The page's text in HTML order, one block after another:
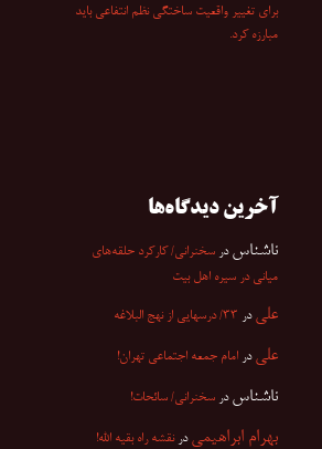
برای تغییر واقعیت ساختگی نظم انتفاعی باید
مبارزه کرد.
آخرین دیدگاه‌ها
ناشناس در سخنرانی/ کارکرد حلقه‌های
میانی در سیره اهل بیت
علی در ۳۳/ درسهایی از نهج البلاغه
علی در امام جمعه اجتماعی تهران!
ناشناس در سخنرانی/ سائحات!
بهرام ابراهیمی درنقشه راه بقیه الله!